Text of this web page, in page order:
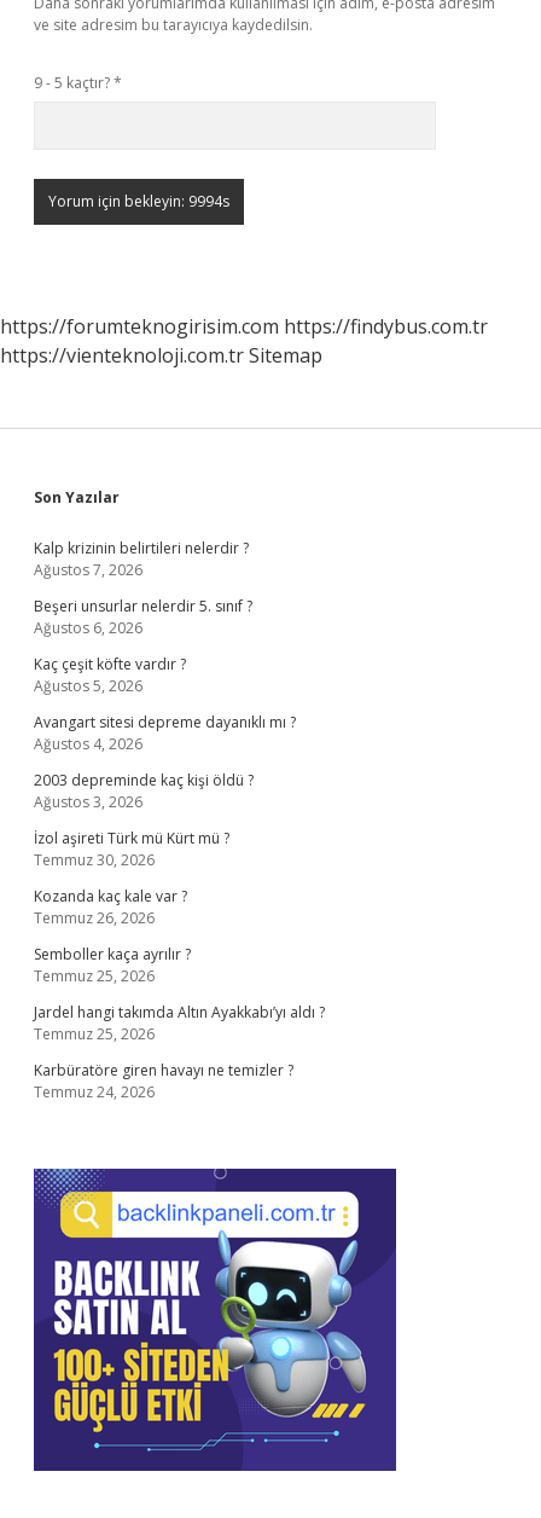
ve site adresim bu tarayıcıya kaydedilsin.
9 - 5 kaçtır?*
https://forumteknogirisim.com https://findybus.com.tr
https://vienteknoloji.com.trSitemap
Sidebar
Son Yazılar
Kalp krizinin belirtileri nelerdir ?
Ağustos 7, 2026
Beşeri unsurlar nelerdir 5. sınıf ?
Ağustos 6, 2026
Kaç çeşit köfte vardır ?
Ağustos 5, 2026
Avangart sitesi depreme dayanıklı mı ?
Ağustos 4, 2026
2003 depreminde kaç kişi öldü ?
Ağustos 3, 2026
İzol aşireti Türk mü Kürt mü ?
Temmuz 30, 2026
Kozanda kaç kale var ?
Temmuz 26, 2026
Semboller kaça ayrılır ?
Temmuz 25, 2026
Jardel hangi takımda Altın Ayakkabı’yı aldı ?
Temmuz 25, 2026
Karbüratöre giren havayı ne temizler ?
Temmuz 24, 2026